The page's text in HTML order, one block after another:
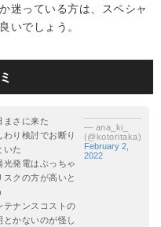
迷っている方は、スペシャ
いでしょう。
まさに来た
わり検討でお断り
いた
光発電はぶっちゃ
スクの方が高いと
テナンスコストの
とかないのが怪し
— ana_ki_
(@kotoritaka)
February 2,
2022